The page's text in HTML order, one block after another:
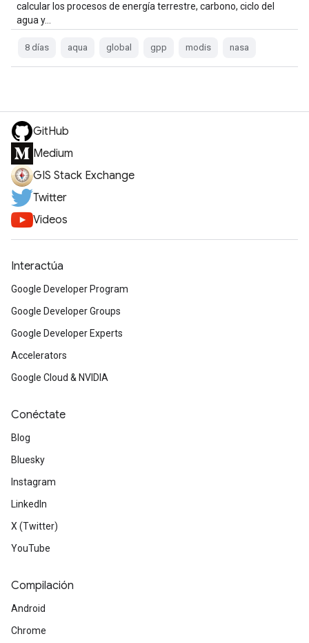
calcular los procesos de energía terrestre, carbono, ciclo del
agua y…
8 días aqua global gpp modis nasa
GitHub
Medium
GIS Stack Exchange
Twitter
Videos
Interactúa
Google Developer Program
Google Developer Groups
Google Developer Experts
Accelerators
Google Cloud & NVIDIA
Conéctate
Blog
Bluesky
Instagram
LinkedIn
X (Twitter)
YouTube
Compilación
Android
Chrome